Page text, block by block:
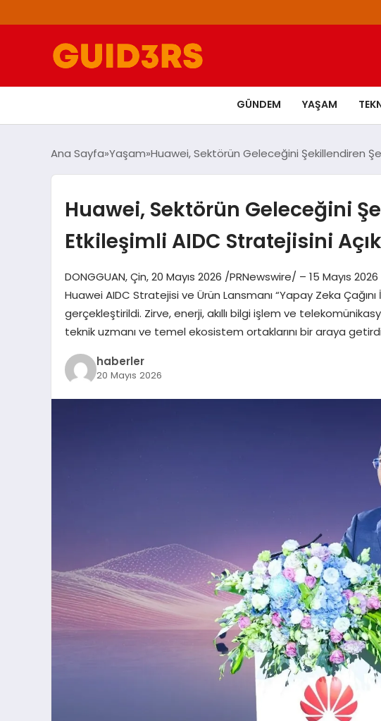
GÜNDEM YAŞAM
Ana Sayfa Yaşam Huawei, Sektörün Geleceğini Şekillendiren
Huawei, Sektörün Geleceğini
Etkileşimli AIDC Stratejisini
DONGGUAN, Çin, 20 Mayıs 2026 /PRNewswire/ – 15 Mayıs
Huawei AIDC Stratejisi ve Ürün Lansmanı “Yapay Zeka
gerçekleştirildi. Zirve, enerji, akıllı bilgi işlem ve
teknik uzmanı ve temel ekosistem ortaklarını bir araya getirdi.
haberler
20 Mayıs 2026